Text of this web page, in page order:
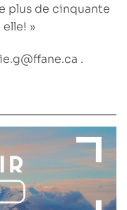
plus de cinquante
»
.